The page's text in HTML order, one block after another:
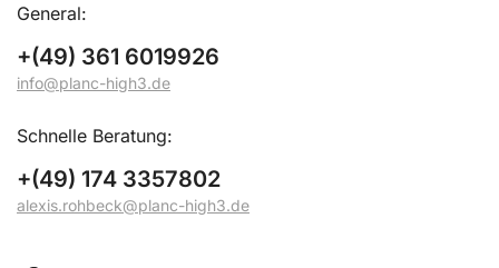
General:
+(49) 361 6019926
info@planc-high3.de
Schnelle Beratung:
+(49) 174 3357802
alexis.rohbeck@planc-high3.de